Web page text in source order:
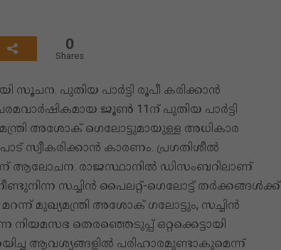
0
Shares
സൂചന. പുതിയ പാര്‍ട്ടി രൂപീ കരിക്കാൻ
ജൂണ്‍ 11ന് പുതിയ പാർട്ടി
അശോക് ഗെലോട്ടുമായുള്ള അധികാര
സ്വീകരിക്കാന്‍ കാരണം. പ്രഗതിശീല്‍
ആലോചന. രാജസ്ഥാനില്‍ ഡിസംബറിലാണ്
സച്ചിൻ പൈലറ്റ്-​ഗെലോട്ട് തർക്കങ്ങൾക്ക്
മറന്ന് മുഖ്യമന്ത്രി അശോക് ഗലോട്ടും, സച്ചിൻ
നിയമസഭ തെരഞ്ഞെടുപ്പ് ഒറ്റക്കെട്ടായി
ആവശ്യങ്ങളിൽ പരിഹാരമുണ്ടാകുമെന്ന്